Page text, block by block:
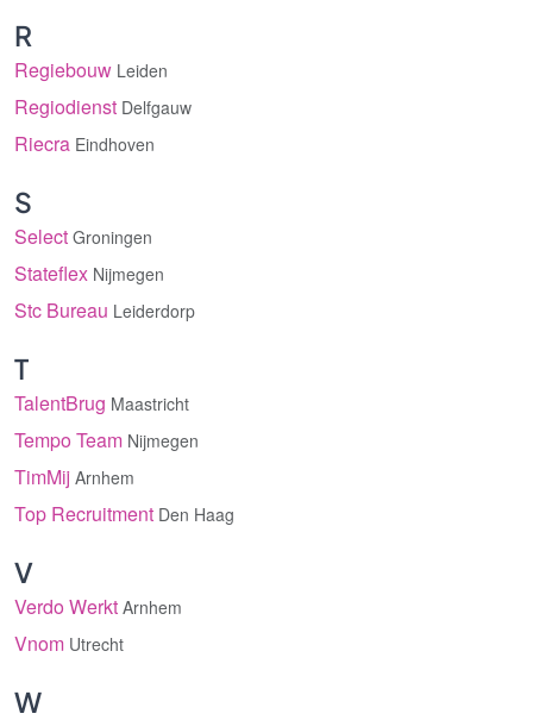
R
Regiebouw Leiden
Regiodienst Delfgauw
Riecra Eindhoven
S
Select Groningen
Stateflex Nijmegen
Stc Bureau Leiderdorp
T
TalentBrug Maastricht
Tempo Team Nijmegen
TimMij Arnhem
Top Recruitment Den Haag
V
Verdo Werkt Arnhem
Vnom Utrecht
W